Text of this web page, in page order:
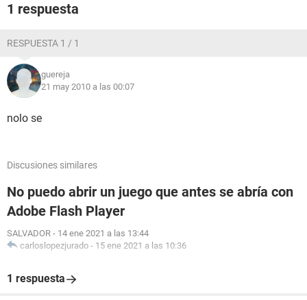
1 respuesta
RESPUESTA 1 / 1
guereja
21 may 2010 a las 00:07
nolo se
Discusiones similares
No puedo abrir un juego que antes se abría con
Adobe Flash Player
SALVADOR - 14 ene 2021 a las 13:44
carloslopezjurado - 15 ene 2021 a las 10:36
1 respuesta